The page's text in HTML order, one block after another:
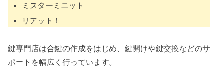
ミスターミニット
リアット！
鍵専門店は合鍵の作成をはじめ、鍵開けや鍵交換などのサ
ポートを幅広く行っています。